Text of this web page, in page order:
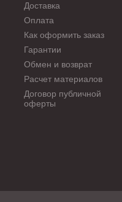
Доставка
Оплата
Как оформить заказ
Гарантии
Обмен и возврат
Расчет материалов
Договор публичной
оферты